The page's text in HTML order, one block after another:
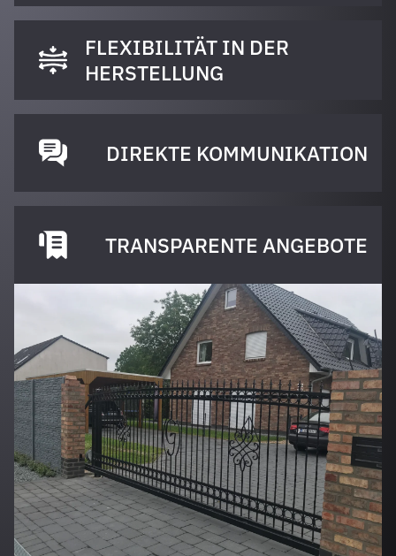
FLEXIBILITÄT IN DER
HERSTELLUNG
DIREKTE KOMMUNIKATION
TRANSPARENTE ANGEBOTE